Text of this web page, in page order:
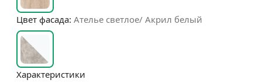
Цвет фасада: Ателье светлое/ Акрил белый
Характеристики